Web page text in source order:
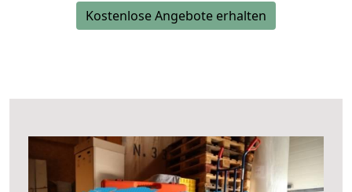
Kostenlose Angebote erhalten